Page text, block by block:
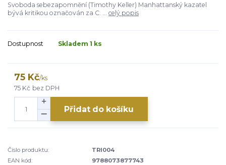
Svoboda sebezapomnění (Timothy Keller) Manhattanský kazatel
bývá kritikou označován za C. ... celý popis
Dostupnost Skladem 1 ks
75 Kč/ks
75 Kč bez DPH
Přidat do košíku
Číslo produktu:
TRI004
EAN kód:
9788073877743